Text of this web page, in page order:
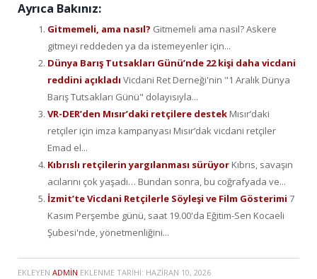
Ayrıca Bakınız:
Gitmemeli, ama nasıl? Gitmemeli ama nasıl? Askere
gitmeyi reddeden ya da istemeyenler için...
Dünya Barış Tutsakları Günü’nde 22 kişi daha vicdani
reddini açıkladı Vicdani Ret Derneği'nin "1 Aralık Dünya
Barış Tutsakları Günü" dolayısıyla...
VR-DER’den Mısır’daki retçilere destek Mısır’daki
retçiler için imza kampanyası Mısır’dak vicdani retçiler
Emad el...
Kıbrıslı retçilerin yargılanması sürüyor Kıbrıs, savaşın
acılarını çok yaşadı… Bundan sonra, bu coğrafyada ve...
İzmit’te Vicdani Retçilerle Söyleşi ve Film Gösterimi 7
Kasım Perşembe günü, saat 19.00'da Eğitim-Sen Kocaeli
Şubesi'nde, yönetmenliğini...
EKLEYEN ADMIN EKLENME TARIHI: HAZIRAN 10, 2026